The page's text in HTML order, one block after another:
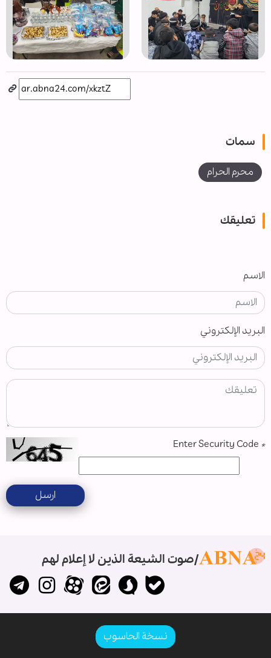
سمات
محرم الحرام
تعليقك
الاسم
البريد الإلكتروني
*
ارسل
صوت الشيعة الذين لا إعلام لهم
نسخة الحاسوب